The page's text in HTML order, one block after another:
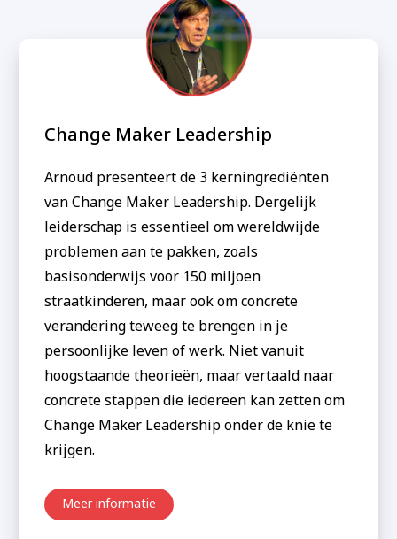
Change Maker Leadership
Arnoud presenteert de 3 kerningrediënten
van Change Maker Leadership. Dergelijk
leiderschap is essentieel om wereldwijde
problemen aan te pakken, zoals
basisonderwijs voor 150 miljoen
straatkinderen, maar ook om concrete
verandering teweeg te brengen in je
persoonlijke leven of werk. Niet vanuit
hoogstaande theorieën, maar vertaald naar
concrete stappen die iedereen kan zetten om
Change Maker Leadership onder de knie te
krijgen.
Meer informatie